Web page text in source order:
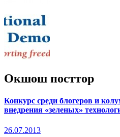
Окшош посттор
Конкурс среди блогеров и
внедрения «зеленых»
26.07.2013